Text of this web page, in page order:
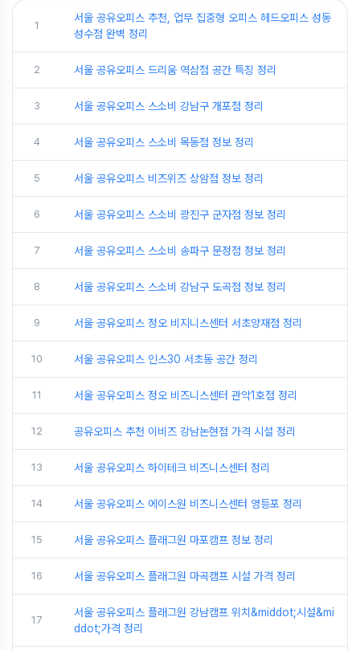
1
서울 공유오피스 추천, 업무 집중형 오피스 헤드오피스 성동
성수점 완벽 정리
2 서울 공유오피스 드리움 역삼점 공간 특징 정리
3 서울 공유오피스 스소비 강남구 개포점 정리
4 서울 공유오피스 스소비 목동점 정보 정리
5 서울 공유오피스 비즈위즈 상암점 정보 정리
6 서울 공유오피스 스소비 광진구 군자점 정보 정리
7 서울 공유오피스 스소비 송파구 문정점 정보 정리
8 서울 공유오피스 스소비 강남구 도곡점 정보 정리
9 서울 공유오피스 정오 비지니스센터 서초양재점 정리
10 서울 공유오피스 인스30 서초동 공간 정리
11 서울 공유오피스 정오 비즈니스센터 관악1호점 정리
12 공유오피스 추천 이비즈 강남논현점 가격 시설 정리
13 서울 공유오피스 하이테크 비즈니스센터 정리
14 서울 공유오피스 에이스원 비즈니스센터 영등포 정리
15 서울 공유오피스 플래그원 마포캠프 정보 정리
16 서울 공유오피스 플래그원 마곡캠프 시설 가격 정리
17
서울 공유오피스 플래그원 강남캠프 위치&middot;시설&mi
ddot;가격 정리